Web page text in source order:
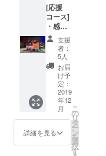
[応援
コース]
・感謝
の気持
ちを込
めたお
礼の
メール
iXA/AN
ATSUC
HIオリ
ジナル
チーム
ステッ
カー ・
支援
者：
5人
お届
け予
定：
2019
年12
月
詳細を見る
こ
の
リ
タ
ー
ン
を
選
択
す